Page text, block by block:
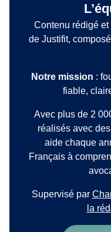
Contenu rédigé
de Justifit,
Notre mission :
fiable,
Avec plus de 2
réalisés avec
aide chaque
Français à
Supervisé par
la